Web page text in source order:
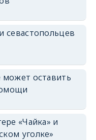
севастопольцев
может оставить
«Чайка» и
уголке»